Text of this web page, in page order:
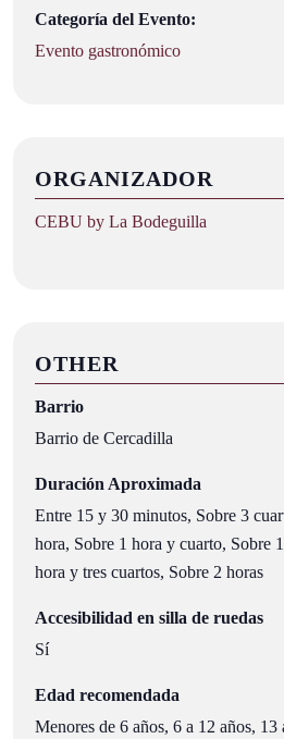
Categoría del Evento:
Evento gastronómico
ORGANIZADOR
CEBU by La Bodeguilla
OTHER
Barrio
Barrio de Cercadilla
Duración Aproximada
Entre 15 y 30 minutos, Sobre 3
hora, Sobre 1 hora y cuarto, Sobre
hora y tres cuartos, Sobre 2 horas
Accesibilidad en silla de ruedas
Sí
Edad recomendada
Menores de 6 años, 6 a 12 años, 13